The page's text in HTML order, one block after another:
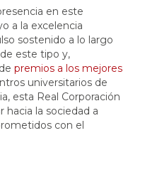
en este
a la excelencia
sostenido a lo largo
este tipo y,
premios a los mejores
universitarios de
esta Real Corporación
la sociedad a
con el